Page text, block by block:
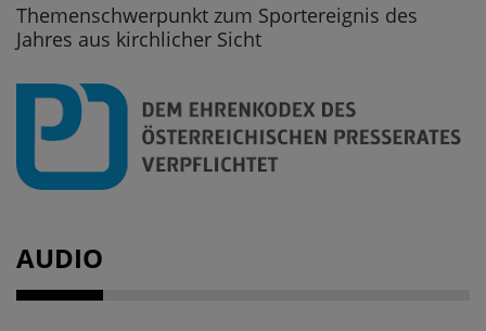
Themenschwerpunkt zum Sportereignis des
Jahres aus kirchlicher Sicht
AUDIO